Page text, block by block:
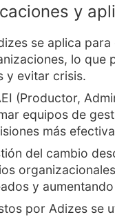
y
se aplica
lo que
y evitar crisis.
(Productor,
equipos de
más
del cambio
y
por Adizes se